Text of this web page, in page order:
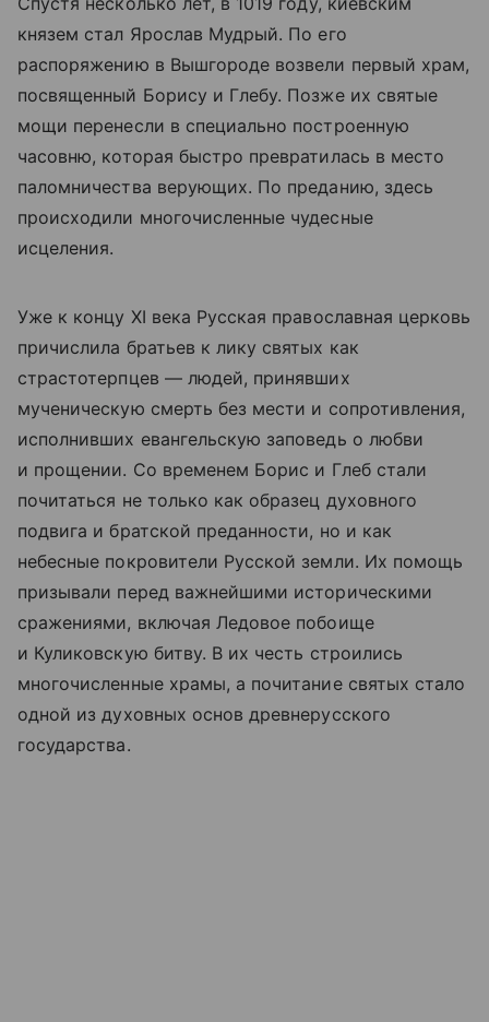
князем стал Ярослав Мудрый. По его
распоряжению в Вышгороде возвели первый храм,
посвященный Борису и Глебу. Позже их святые
мощи перенесли в специально построенную
часовню, которая быстро превратилась в место
паломничества верующих. По преданию, здесь
происходили многочисленные чудесные
исцеления.
Уже к концу XI века Русская православная церковь
причислила братьев к лику святых как
страстотерпцев — людей, принявших
мученическую смерть без мести и сопротивления,
исполнивших евангельскую заповедь о любви
и прощении. Со временем Борис и Глеб стали
почитаться не только как образец духовного
подвига и братской преданности, но и как
небесные покровители Русской земли. Их помощь
призывали перед важнейшими историческими
сражениями, включая Ледовое побоище
и Куликовскую битву. В их честь строились
многочисленные храмы, а почитание святых стало
одной из духовных основ древнерусского
государства.